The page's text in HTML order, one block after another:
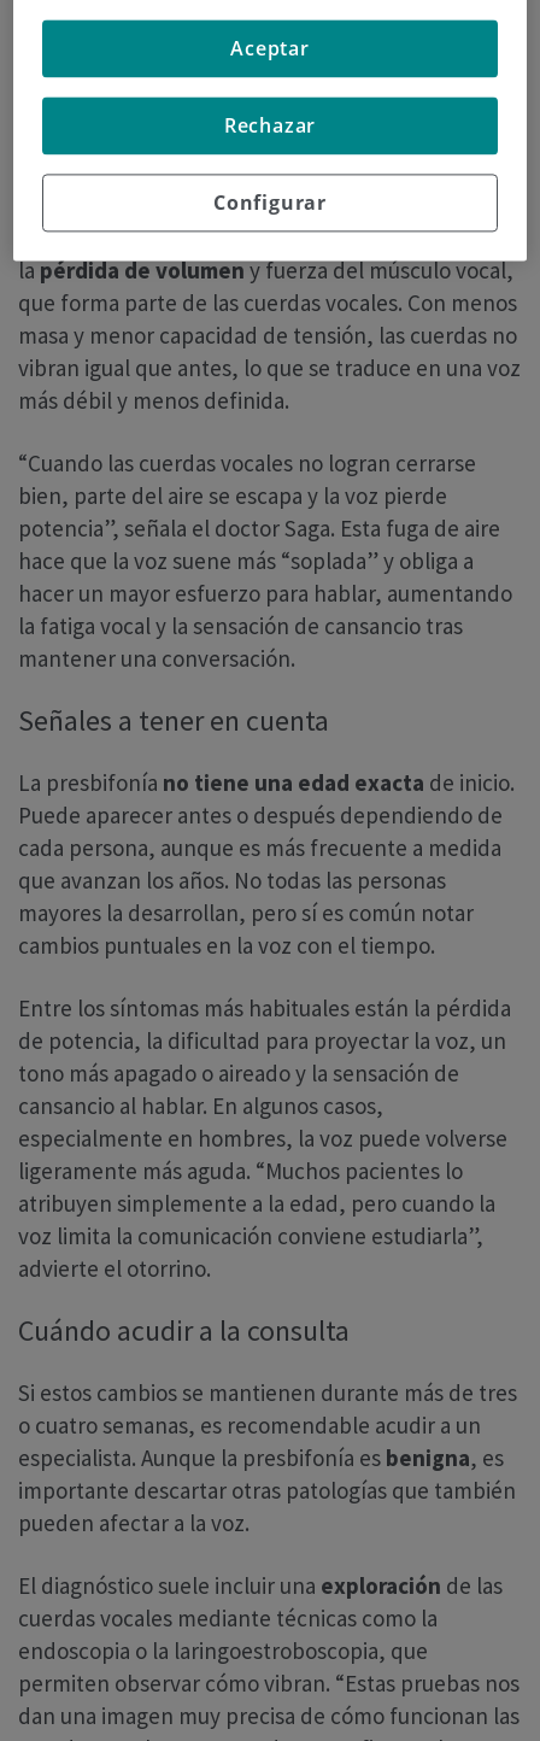
pero no por ello debemos normalizar cualquier
cambio en la voz”, explica el doctor
jefe del Servicio de Otorrinolaringología
Policlínica Gipuzko
La voz también envejece
Uno de los principales motivos de la presbifonía es
lapérdida de volumeny fuerza del músculo vocal,
que forma parte de las cuerdas vocales. Con menos
masa y menor capacidad de tensión, las cuerdas no
vibran igual que antes, lo que se traduce en una voz
más débil y menos definida.
“Cuando las cuerdas vocales no logran cerrarse
bien, parte del aire se escapa y la voz pierde
potencia”, señala el doctor Saga. Esta fuga de aire
hace que la voz suene más “soplada” y obliga a
hacer un mayor esfuerzo para hablar, aumentando
la fatiga vocal y la sensación de cansancio tras
mantener una conversación.
Señales a tener en cuenta
La presbifonía no tiene una edad exacta de inicio.
Puede aparecer antes o después dependiendo de
cada persona, aunque es más frecuente a medida
que avanzan los años. No todas las personas
mayores la desarrollan, pero sí es común notar
cambios puntuales en la voz con el tiempo.
Entre los síntomas más habituales están la pérdida
de potencia, la dificultad para proyectar la voz, un
tono más apagado o aireado y la sensación de
cansancio al hablar. En algunos casos,
especialmente en hombres, la voz puede volverse
ligeramente más aguda. “Muchos pacientes lo
atribuyen simplemente a la edad, pero cuando la
voz limita la comunicación conviene estudiarla”,
advierte el otorrino.
Cuándo acudir a la consulta
Si estos cambios se mantienen durante más de tres
o cuatro semanas, es recomendable acudir a un
especialista. Aunque la presbifonía es benigna, es
importante descartar otras patologías que también
pueden afectar a la voz.
El diagnóstico suele incluir una exploración de las
cuerdas vocales mediante técnicas como la
endoscopia o la laringoestroboscopia, que
permiten observar cómo vibran. “Estas pruebas nos
dan una imagen muy precisa de cómo funcionan las
Configurar
Rechazar
Aceptar